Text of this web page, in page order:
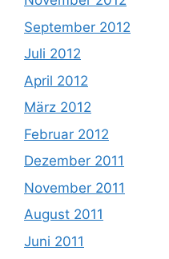
September 2012
Juli 2012
April 2012
März 2012
Februar 2012
Dezember 2011
November 2011
August 2011
Juni 2011